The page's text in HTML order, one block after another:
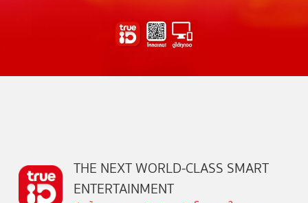
THE NEXT WORLD-CLASS SMART
ENTERTAINMENT